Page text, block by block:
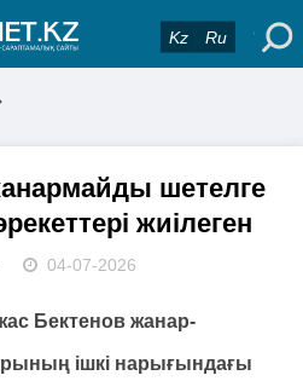
Kz Ru
шетелге
жиілеген
04-07-2026
Бектенов жанар-
ішкі нарығындағы